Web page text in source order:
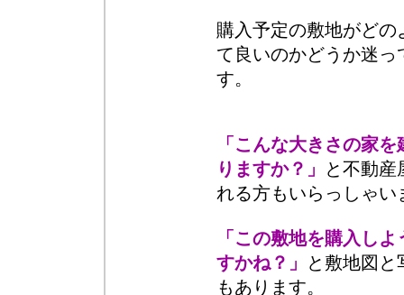
購入予定の敷地がど
て良いのかどうか迷
す。
「こんな大きさの家
りますか？」
と不動産
れる方もいらっしゃい
「この敷地を購入し
すかね？」
と敷地図
もあります。